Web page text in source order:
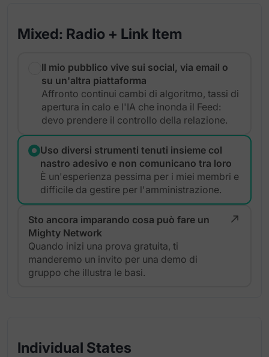
Mixed: Radio + Link Item
Il mio pubblico vive sui social, via email o
su un'altra piattaforma
Affronto continui cambi di algoritmo, tassi di
apertura in calo e l'IA che inonda il Feed:
devo prendere il controllo della relazione.
Uso diversi strumenti tenuti insieme col
nastro adesivo e non comunicano tra loro
È un'esperienza pessima per i miei membri e
difficile da gestire per l'amministrazione.
Sto ancora imparando cosa può fare un
Mighty Network
Quando inizi una prova gratuita, ti
manderemo un invito per una demo di
gruppo che illustra le basi.
Individual States